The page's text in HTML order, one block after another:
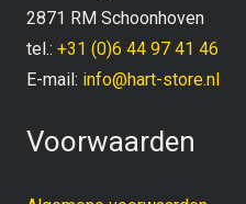
2871 RM Schoonhoven
tel.: +31 (0)6 44 97 41 46
E-mail: info@hart-store.nl
Voorwaarden